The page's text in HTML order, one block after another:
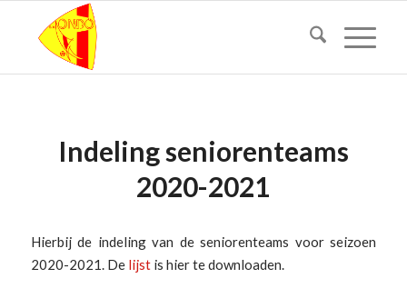
Indeling seniorenteams
2020-2021
Hierbij de indeling van de seniorenteams voor seizoen
2020-2021. De lijstis hier te downloaden.